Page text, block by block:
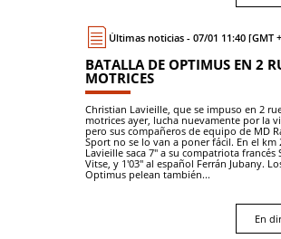
Últimas noticias - 07/01 11:40 [GMT +3] -
BATALLA DE OPTIMUS EN 2
MOTRICES
Christian Lavieille, que se impuso en 2
motrices ayer, lucha nuevamente por la
pero sus compañeros de equipo de MD
Sport no se lo van a poner fácil. En el km
Lavieille saca 7" a su compatriota francés
Vitse, y 1'03" al español Ferrán Jubany.
Optimus pelean también...
En